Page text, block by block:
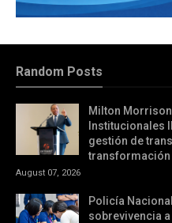
Random Posts
Milton
Institucionales
gestión de
transformación
August 07, 2026
Policía
sobrevivencia